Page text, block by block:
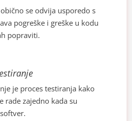
se odvija usporedo s
pogreške i greške u kodu
popraviti.
je proces testiranja kako
rade zajedno kada su